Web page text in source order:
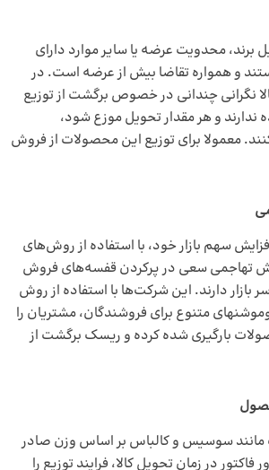
محدویت عرضه یا سایر موارد دارای
و همواره تقاضا بیش از عرضه است. در
نگرانی چندانی در خصوص برگشت از توزیع
و هر مقدار تحویل موزع شود،
کنند. معمولا برای توزیع این محصولات از فروش
سهم بازار خود، با استفاده از روش‌های
تهاجمی سعی در پرکردن قفسه‌های فروش
بازار دارند. این شرکت‌ها با استفاده از روش
فروش گرم و تعریف پروموشن‎های متنوع برای فروشندگان، مشتریان را
بارگیری شده کرده و ریسک برگشت از
مانند سوسیس و کالباس بر اساس وزن صادر
در زمان تحویل کالا، فرایند توزیع را